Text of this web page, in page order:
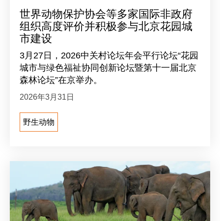
世界动物保护协会等多家国际非政府
组织高度评价并积极参与北京花园城
市建设
2026年3月31日
3月27日，2026中关村论坛年会平行论坛“花园
城市与绿色福祉协同创新论坛暨第十一届北京
森林论坛”在京举办。
野生动物